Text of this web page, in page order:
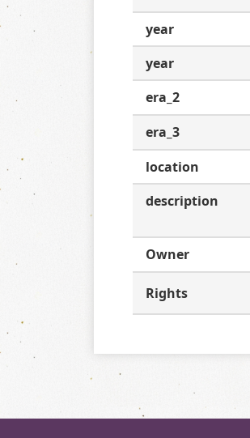
year
year
era_2
era_3
location
description
Owner
Rights